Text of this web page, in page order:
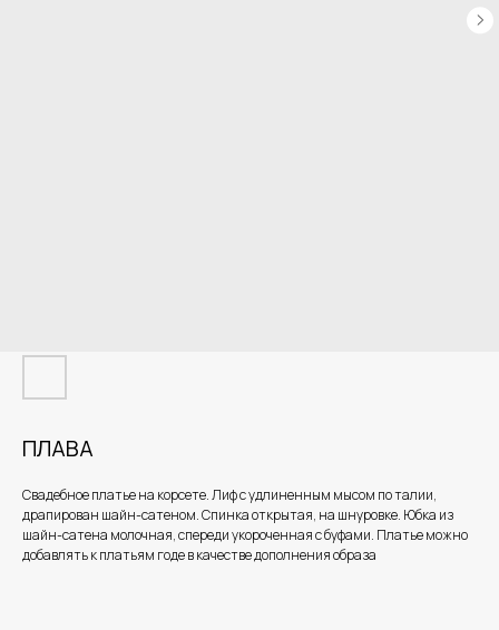
ПЛАВА
Свадебное платье на корсете. Лиф с удлиненным мысом по талии,
драпирован шайн-сатеном. Спинка открытая, на шнуровке. Юбка из
шайн-сатена молочная, спереди укороченная с буфами. Платье можно
добавлять к платьям годе в качестве дополнения образа